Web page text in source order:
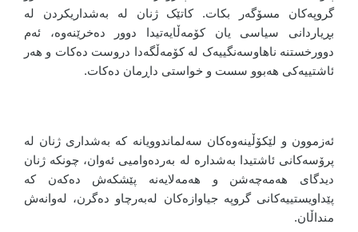
گروپەکان مسۆگەر بکات. کاتێک ژنان لە بەشداریکردن لە
بڕیاردانی سیاسی یان کۆمەڵایەتیدا دوور دەخرێنەوە، ئەم
دوورخستنە ناهاوسەنگییەک لە کۆمەڵگەدا دروست دەکات و هەر
ئاشتییەکی هەبوو سست و خواستی داڕمان دەکات.
ئەزموون و لێکۆڵینەوەکان سەلماندوویانە کە بەشداری ژنان لە
پرۆسەکانی ئاشتیدا بەشدارە لە بەردەوامیی ئەوان، چونکە ژنان
دیدگای هەمەچەشن و هەمەلایەنە پێشکەش دەکەن کە
پێداویستییەکانی گروپە جیاوازەکان لەبەرچاو دەگرن، لەوانەش
منداڵان.